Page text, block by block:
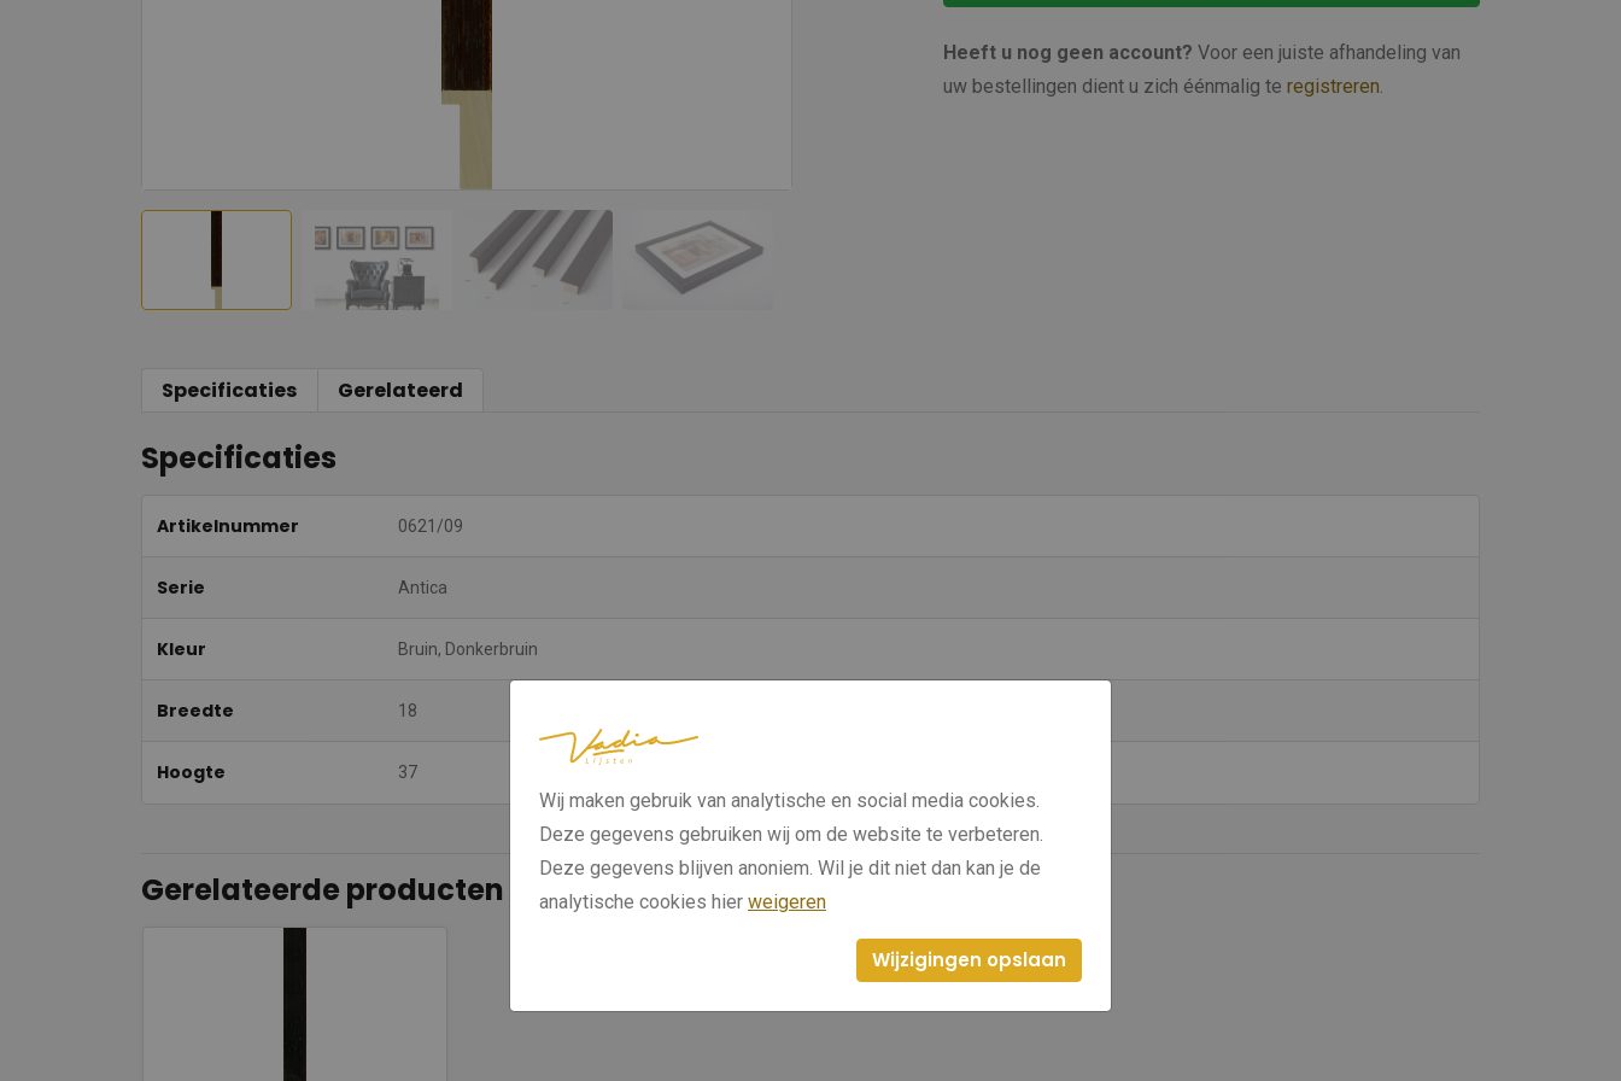
Heeft u nog geen account? Voor een juiste afhandeling van
uw bestellingen dient u zich éénmalig te registreren.
Specificaties Gerelateerd
Specificaties
Artikelnummer 0621/09
Serie Antica
Kleur Bruin, Donkerbruin
Breedte 18
Hoogte 37
Gerelateerde producten
Wij maken gebruik van analytische en social media cookies.
Deze gegevens gebruiken wij om de website te verbeteren.
Deze gegevens blijven anoniem. Wil je dit niet dan kan je de
analytische cookies hier weigeren
Wijzigingen opslaan